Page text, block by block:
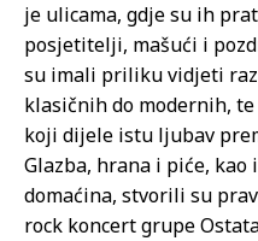
je ulicama, gdje su ih
posjetitelji, mašući i
su imali priliku vidjeti
klasičnih do modernih,
koji dijele istu ljubav
Glazba, hrana i piće, kao
domaćina, stvorili su
rock koncert grupe